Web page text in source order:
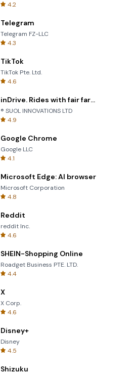
Four Colors
4.2
Telegram
Telegram FZ-LLC
4.3
TikTok
TikTok Pte. Ltd.
4.6
inDrive. Rides with fair fares
® SUOL INNOVATIONS LTD
4.9
Google Chrome
Google LLC
4.1
Microsoft Edge: AI browser
Microsoft Corporation
4.8
Reddit
reddit Inc.
4.6
SHEIN-Shopping Online
Roadget Business PTE. LTD.
4.4
X
X Corp.
4.6
Disney+
Disney
4.5
Shizuku